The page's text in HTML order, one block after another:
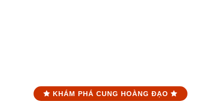
KHÁM PHÁ CUNG HOÀNG ĐẠO